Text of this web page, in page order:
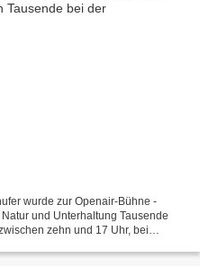
wurde zur Openair-Bühne -
und Unterhaltung Tausende
zehn und 17 Uhr, bei